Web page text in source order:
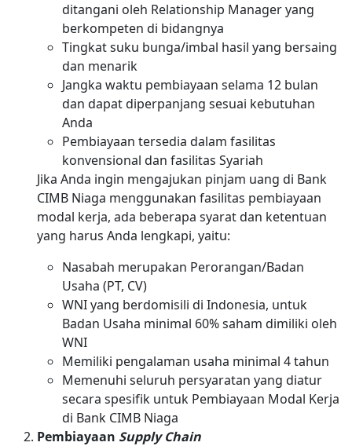
ditangani oleh Relationship Manager yang
berkompeten di bidangnya
Tingkat suku bunga/imbal hasil yang bersaing
dan menarik
Jangka waktu pembiayaan selama 12 bulan
dan dapat diperpanjang sesuai kebutuhan
Anda
Pembiayaan tersedia dalam fasilitas
konvensional dan fasilitas Syariah
Jika Anda ingin mengajukan pinjam uang di Bank
CIMB Niaga menggunakan fasilitas pembiayaan
modal kerja, ada beberapa syarat dan ketentuan
yang harus Anda lengkapi, yaitu:
Nasabah merupakan Perorangan/Badan
Usaha (PT, CV)
WNI yang berdomisili di Indonesia, untuk
Badan Usaha minimal 60% saham dimiliki oleh
WNI
Memiliki pengalaman usaha minimal 4 tahun
Memenuhi seluruh persyaratan yang diatur
secara spesifik untuk Pembiayaan Modal Kerja
di Bank CIMB Niaga
Pembiayaan Supply Chain